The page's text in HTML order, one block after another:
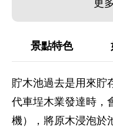
更
景點特色
貯木池過去是用來貯
代車埕木業發達時，
機），將原木浸泡於